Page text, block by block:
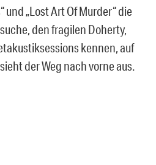
und „Lost Art Of Murder“ die
den fragilen Doherty,
kennen, auf
der Weg nach vorne aus.